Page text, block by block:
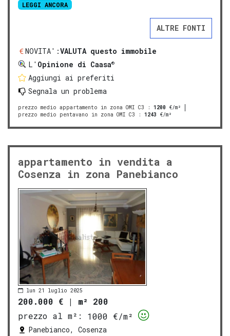
LEGGI ANCORA
ALTRE FONTI
NOVITA':VALUTA questo immobile
L' Opinione di Caasa®
Aggiungi ai preferiti
Segnala un problema
prezzo medio appartamento in zona OMI C3 : 1200 €/m²
prezzo medio pentavano in zona OMI C3 : 1243 €/m²
appartamento in vendita a
Cosenza in zona Panebianco
lun 21 luglio 2025
200.000 € | m² 200
prezzo al m²:
1000 €/m²
Panebianco, Cosenza